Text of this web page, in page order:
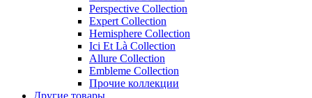
Perspective Collection
Expert Collection
Hemisphere Collection
Ici Et Là Collection
Allure Collection
Embleme Collection
Прочие коллекции
Другие товары